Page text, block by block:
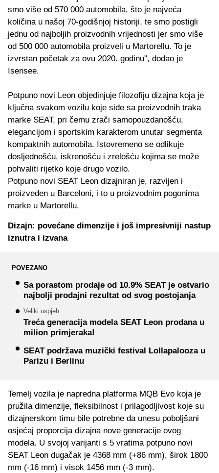
smo više od 570 000 automobila, što je najveća
količina u našoj 70-godišnjoj historiji, te smo postigli
jednu od najboljih proizvodnih vrijednosti jer smo više
od 500 000 automobila proizveli u Martorellu. To je
izvrstan početak za ovu 2020. godinu", dodao je
Isensee.
Potpuno novi Leon objedinjuje filozofiju dizajna koja je
ključna svakom vozilu koje siđe sa proizvodnih traka
marke SEAT, pri čemu zrači samopouzdanošću,
elegancijom i sportskim karakterom unutar segmenta
kompaktnih automobila. Istovremeno se odlikuje
dosljednošću, iskrenošću i zrelošću kojima se može
pohvaliti rijetko koje drugo vozilo.
Potpuno novi SEAT Leon dizajniran je, razvijen i
proizveden u Barceloni, i to u proizvodnim pogonima
marke u Martorellu.
Dizajn: povećane dimenzije i još impresivniji nastup
iznutra i izvana
POVEZANO
Sa porastom prodaje od 10.9% SEAT je ostvario
najbolji prodajni rezultat od svog postojanja
Veliki uspjeh
Treća generacija modela SEAT Leon prodana u
milion primjeraka!
SEAT podržava muzički festival Lollapalooza u
Parizu i Berlinu
Temelj vozila je napredna platforma MQB Evo koja je
pružila dimenzije, fleksibilnost i prilagodljivost koje su
dizajnerskom timu bile potrebne da unesu poboljšani
osjećaj proporcija dizajna nove generacije ovog
modela. U svojoj varijanti s 5 vratima potpuno novi
SEAT Leon dugačak je 4368 mm (+86 mm), širok 1800
mm (-16 mm) i visok 1456 mm (-3 mm).